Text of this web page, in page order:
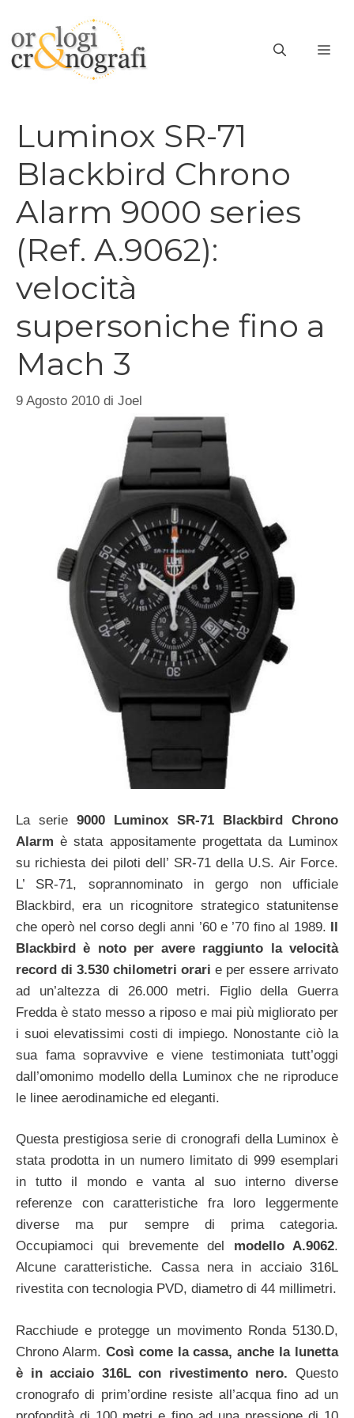
contenuto
Luminox SR-71
Blackbird Chrono
Alarm 9000 series
(Ref. A.9062):
velocità
supersoniche fino a
Mach 3
9 Agosto 2010 di Joel
La serie 9000 Luminox SR-71 Blackbird Chrono
Alarm è stata appositamente progettata da Luminox
su richiesta dei piloti dell’ SR-71 della U.S. Air Force.
L’ SR-71, soprannominato in gergo non ufficiale
Blackbird, era un ricognitore strategico statunitense
che operò nel corso degli anni ’60 e ’70 fino al 1989. Il
Blackbird è noto per avere raggiunto la velocità
record di 3.530 chilometri orari e per essere arrivato
ad un’altezza di 26.000 metri. Figlio della Guerra
Fredda è stato messo a riposo e mai più migliorato per
i suoi elevatissimi costi di impiego. Nonostante ciò la
sua fama sopravvive e viene testimoniata tutt’oggi
dall’omonimo modello della Luminox che ne riproduce
le linee aerodinamiche ed eleganti.
Questa prestigiosa serie di cronografi della Luminox è
stata prodotta in un numero limitato di 999 esemplari
in tutto il mondo e vanta al suo interno diverse
referenze con caratteristiche fra loro leggermente
diverse ma pur sempre di prima categoria.
Occupiamoci qui brevemente del modello A.9062.
Alcune caratteristiche. Cassa nera in acciaio 316L
rivestita con tecnologia PVD, diametro di 44 millimetri.
Racchiude e protegge un movimento Ronda 5130.D,
Chrono Alarm. Così come la cassa, anche la lunetta
è in acciaio 316L con rivestimento nero. Questo
cronografo di prim’ordine resiste all’acqua fino ad un